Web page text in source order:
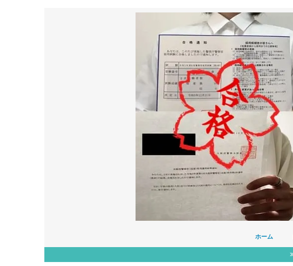
ホーム